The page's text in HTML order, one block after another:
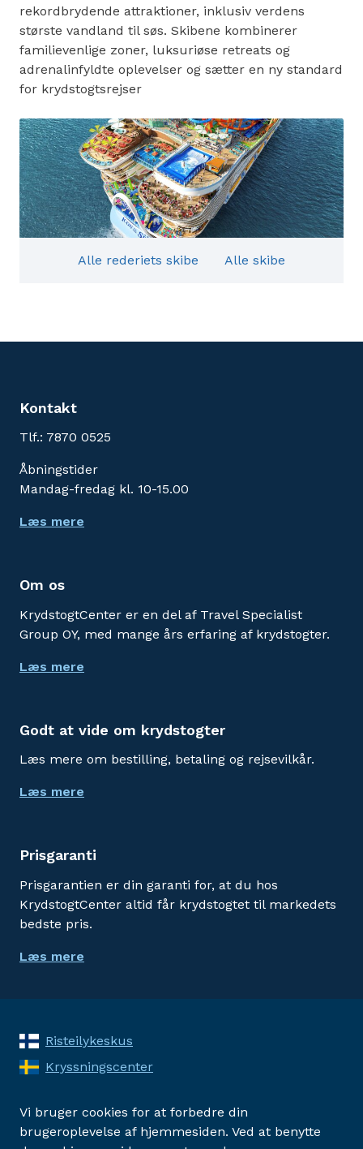
rekordbrydende attraktioner, inklusiv verdens
største vandland til søs. Skibene kombinerer
familievenlige zoner, luksuriøse retreats og
adrenalinfyldte oplevelser og sætter en ny standard
for krydstogtsrejser
Alle rederiets skibe Alle skibe
Kontakt
Tlf.: 7870 0525
Åbningstider
Mandag-fredag kl. 10-15.00
Læs mere
Om os
KrydstogtCenter er en del af Travel Specialist
Group OY, med mange års erfaring af krydstogter.
Læs mere
Godt at vide om krydstogter
Læs mere om bestilling, betaling og rejsevilkår.
Læs mere
Prisgaranti
Prisgarantien er din garanti for, at du hos
KrydstogtCenter altid får krydstogtet til markedets
bedste pris.
Læs mere
Risteilykeskus
Kryssningscenter
Vi bruger cookies for at forbedre din
brugeroplevelse af hjemmesiden. Ved at benytte